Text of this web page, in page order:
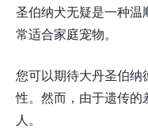
圣伯纳犬无疑是一种
常适合家庭宠物。
您可以期待大丹圣伯
性。然而，由于遗传
人。